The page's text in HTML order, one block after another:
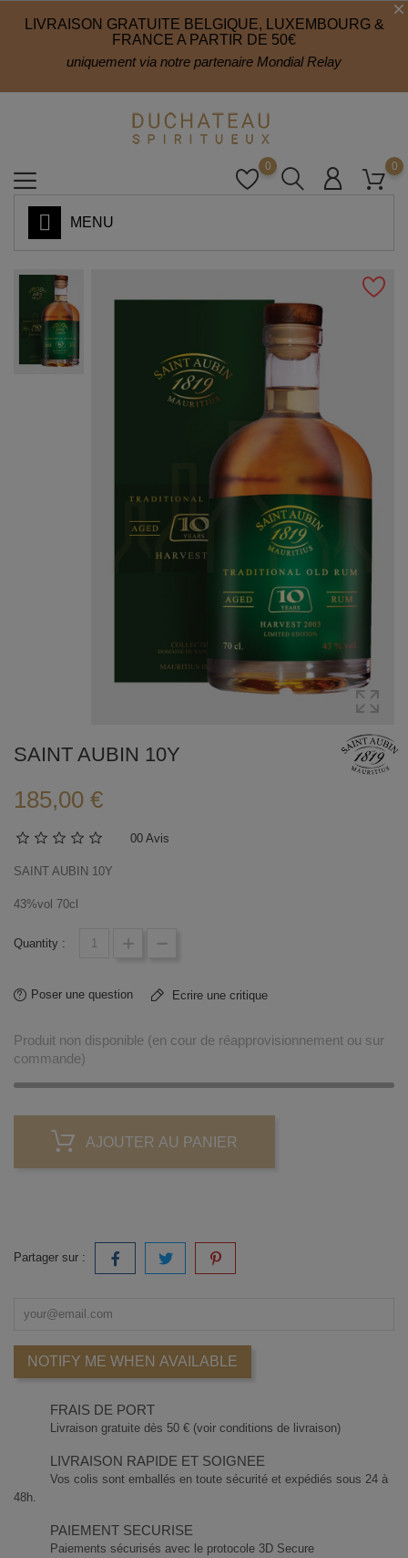
LIVRAISON GRATUITE BELGIQUE, LUXEMBOURG &
FRANCE A PARTIR DE 50€
uniquement via notre partenaire Mondial Relay
0
0
MENU
SAINT AUBIN 10Y
185,00 €
00 Avis
SAINT AUBIN 10Y
43%vol 70cl
Quantity :
Poser une question Ecrire une critique
Produit non disponible (en cour de réapprovisionnement ou sur
commande)
AJOUTER AU PANIER
Partager sur :
NOTIFY ME WHEN AVAILABLE
FRAIS DE PORT
Livraison gratuite dès 50 € (voir conditions de livraison)
LIVRAISON RAPIDE ET SOIGNEE
Vos colis sont emballés en toute sécurité et expédiés sous 24 à
48h.
PAIEMENT SECURISE
Paiements sécurisés avec le protocole 3D Secure